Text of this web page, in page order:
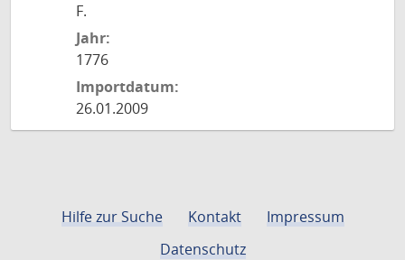
F.
Jahr:
1776
Importdatum:
26.01.2009
Hilfe zur Suche Kontakt
Impressum
Datenschutz